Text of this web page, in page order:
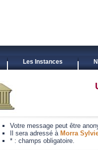
Les Instances
Votre message peut être
Il sera adressé à Morra
* : champs obligatoire.